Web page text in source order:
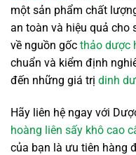
một sản phẩm chất
an toàn và hiệu quả cho
về nguồn gốc thảo dược
chuẩn và kiểm định
đến những giá trị dinh
Hãy liên hệ ngay với
hoàng liên sấy khô cao
của bạn là ưu tiên hàng